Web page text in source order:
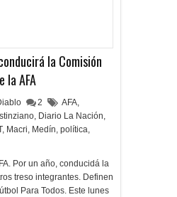
la Comisión
la AFA
2 AFA,
, Diario La Nación,
, Macri, Medín, política,
Por un año, conducidá la
treso integrantes. Definen
Para Todos. Este lunes